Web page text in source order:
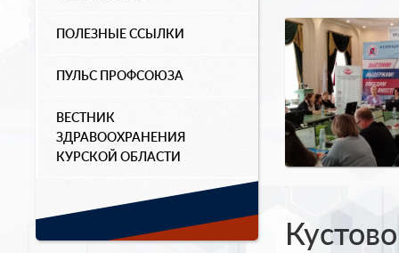
ПОЛЕЗНЫЕ ССЫЛКИ
ПУЛЬС ПРОФСОЮЗА
ВЕСТНИК
ЗДРАВООХРАНЕНИЯ
КУРСКОЙ ОБЛАСТИ